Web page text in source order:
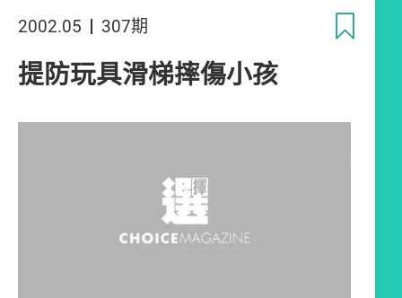
2002.05 307期
提防玩具滑梯摔傷小孩